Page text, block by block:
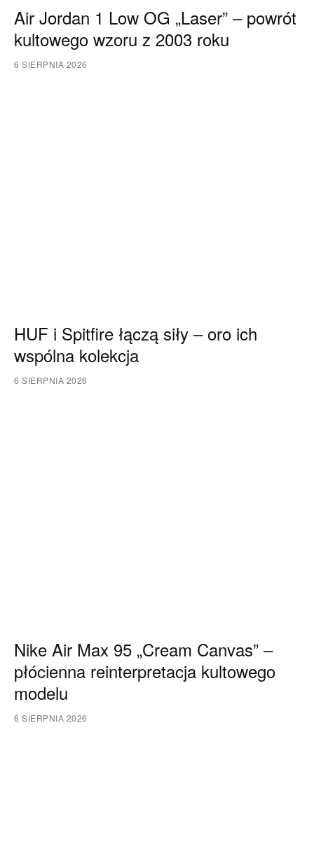
Air Jordan 1 Low OG „Laser” – powrót
kultowego wzoru z 2003 roku
6 SIERPNIA 2026
HUF i Spitfire łączą siły – oro ich
wspólna kolekcja
6 SIERPNIA 2026
Nike Air Max 95 „Cream Canvas” –
płócienna reinterpretacja kultowego
modelu
6 SIERPNIA 2026